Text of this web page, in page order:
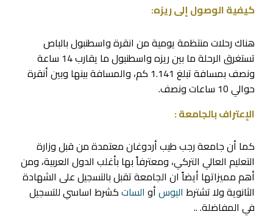
كيفية الوصول إلى ريزه:
هناك رحلات منتظمة يومية من انقرة واسطنبول بالباص
تستغرق الرحلة ما بين ريزه واسطنبول ما يقارب 14 ساعة
ونصف بمسافة تبلغ 1.141 كم، والمسافة بينها وبين أنقرة
حوالي 10 ساعات ونصف.
الإعتراف بالجامعة :
كما أن جامعة رجب طيب أردوغان معتمدة من قبل وزارة
التعليم العالي التركي، ومعترفاً بها بأغلب الدول العربية، ومن
أهم مميزاتها أيضاً ان الجامعة تقبل بالتسجيل على الشهادة
الثانوية ولا تشترط اليوسأو الساتكشرط اساسي للتسجيل
في المفاضلة. ..